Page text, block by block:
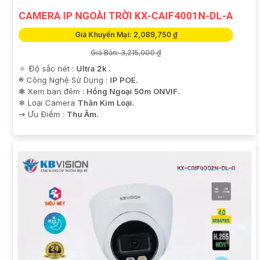
CAMERA IP NGOÀI TRỜI KX-CAIF4001N-DL-A
Giá Khuyến Mại: 2,089,750 ₫
Giá Bán: 3,215,000 ₫
🔅 Độ sắc nét : Ultra 2k .
®️ Công Nghệ Sử Dụng : IP POE.
❃ Xem ban đêm : Hồng Ngoại 50m ONVIF.
❄ Loại Camera Thân Kim Loại.
️⇝ Ưu Điểm : Thu Âm.